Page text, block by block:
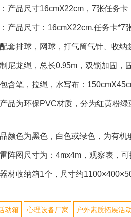
品尺寸16cmX22cm，7张任务卡
品尺寸：16cmX22cm,任务卡*7
排球，网球，打气筒气针、收纳
龙绳，总长0.95m，双锁加固，固
笔，拉绳，水写布：
为环保PVC材质，分为红黄粉绿
色为黑色，白色或绿色，为有机
图尺寸为：4mx4m，观察表，可
收纳箱1个，尺寸约
动箱 心理设备厂家 户外素质拓展活